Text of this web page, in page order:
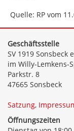
Quelle: RP vom
Geschäftsstelle
SV 1919 Sonsbeck
im Willy-Lemkens-
Parkstr. 8
47665 Sonsbeck
Satzung,
Öffnungszeiten